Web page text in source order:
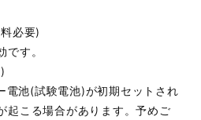
必要)
です。
電池(試験電池)が初期セットされ
起こる場合があります。予めご